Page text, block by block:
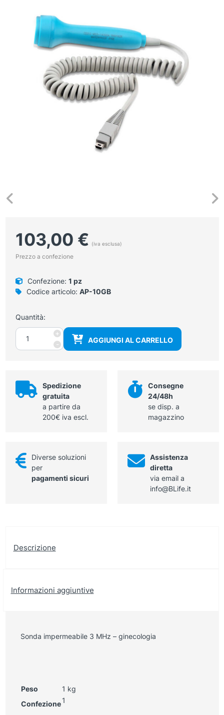
103,00 € (iva esclusa)
Prezzo a confezione
Confezione: 1 pz
Codice articolo: AP-10GB
Quantità:
-
Sonda
MHz
fetale
Sonotrax
quantità
+
AGGIUNGI AL CARRELLO
Spedizione
gratuita
a partire da
200€ iva escl.
Consegne
24/48h
se disp. a
magazzino
Diverse soluzioni
per
pagamenti sicuri
Assistenza
diretta
via email a
info@BLife.it
Descrizione
Informazioni aggiuntive
Sonda impermeabile 3 MHz – ginecologia
Peso
1 kg
Confezione 1